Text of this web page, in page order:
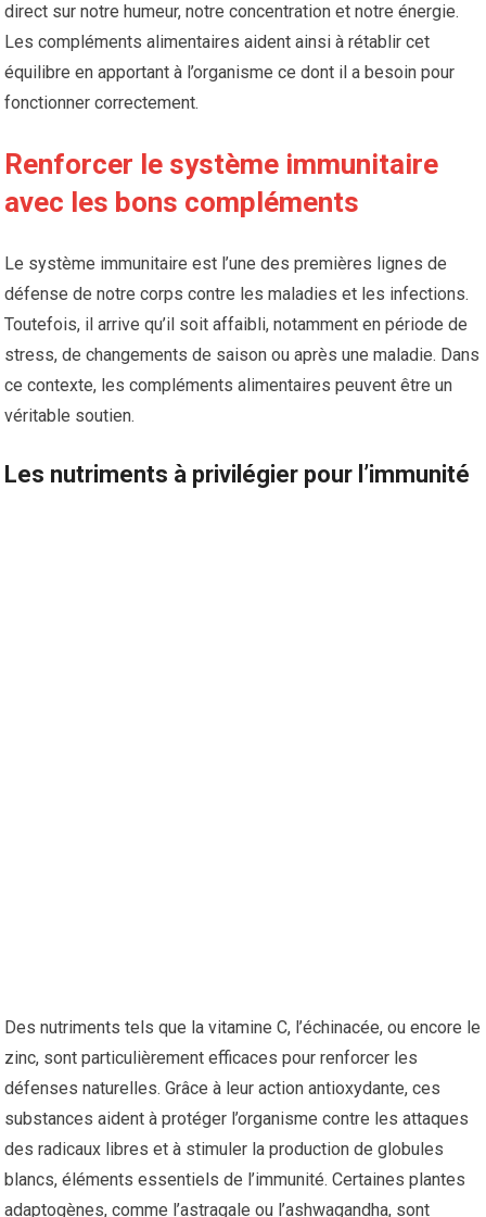
direct sur notre humeur, notre concentration et notre énergie.
Les compléments alimentaires aident ainsi à rétablir cet
équilibre en apportant à l’organisme ce dont il a besoin pour
fonctionner correctement.
Renforcer le système immunitaire
avec les bons compléments
Le système immunitaire est l’une des premières lignes de
défense de notre corps contre les maladies et les infections.
Toutefois, il arrive qu’il soit affaibli, notamment en période de
stress, de changements de saison ou après une maladie. Dans
ce contexte, les compléments alimentaires peuvent être un
véritable soutien.
Les nutriments à privilégier pour l’immunité
Des nutriments tels que la vitamine C, l’échinacée, ou encore le
zinc, sont particulièrement efficaces pour renforcer les
défenses naturelles. Grâce à leur action antioxydante, ces
substances aident à protéger l’organisme contre les attaques
des radicaux libres et à stimuler la production de globules
blancs, éléments essentiels de l’immunité. Certaines plantes
adaptogènes, comme l’astragale ou l’ashwagandha, sont